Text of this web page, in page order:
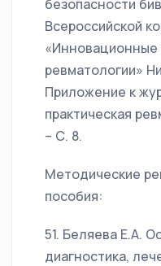
безопасности
Всероссийской
«Инновационные
ревматологии»
Приложение к
практическая
– С. 8.
Методические
пособия:
51. Беляева Е.А.
диагностика,